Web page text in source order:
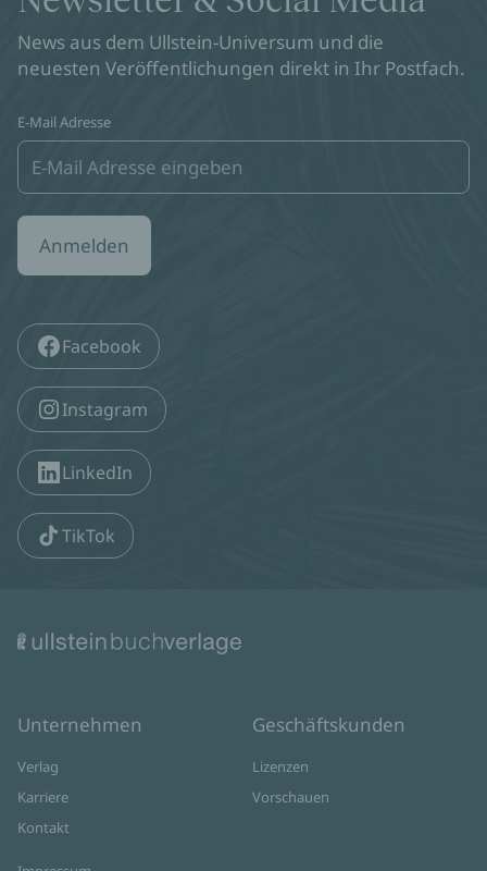
News aus dem Ullstein-Universum und die
neuesten Veröffentlichungen direkt in Ihr Postfach.
E-Mail Adresse
Anmelden
Facebook
Instagram
LinkedIn
TikTok
Unternehmen
Verlag
Karriere
Kontakt
Geschäftskunden
Lizenzen
Vorschauen